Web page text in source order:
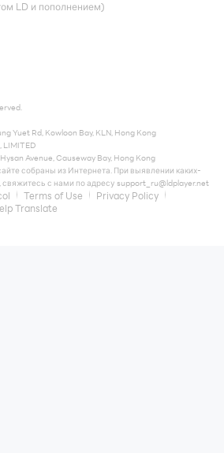
LD и пополнением)
Yuet Rd, Kowloon Bay, KLN, Hong Kong
LIMITED
Avenue, Causeway Bay, Hong Kong
собраны из Интернета. При выявлении каких-
с нами по адресу support_ru@ldplayer.net
Terms of Use
Privacy Policy
Translate